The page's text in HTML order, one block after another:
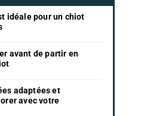
idéale pour un chiot
avant de partir en
adaptées et
avec votre